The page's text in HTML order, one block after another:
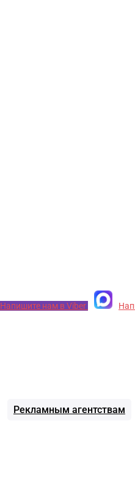
Напишите нам в Viber
Рекламным агентствам